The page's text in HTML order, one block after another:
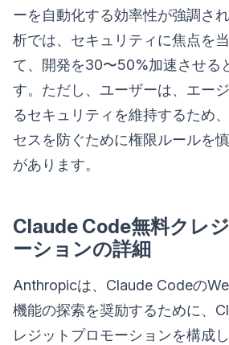
ーを自動化する効率性が強調さ
析では、セキュリティに焦点を
て、開発を30〜50%加速させる
す。ただし、ユーザーは、エー
るセキュリティを維持するため
セスを防ぐために権限ルールを
があります。
Claude Code無料クレ
ーションの詳細
Anthropicは、Claude Codeの
機能の探索を奨励するために、
レジットプロモーションを構成